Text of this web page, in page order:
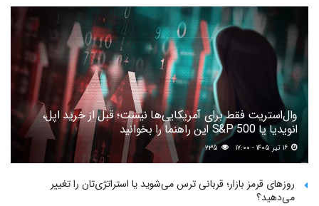
وال‌استریت فقط برای آمریکایی‌ها نیست؛ قبل از خرید اپل،
انویدیا یا S&P 500 این راهنما را بخوانید
۲۳۵
روزهای قرمز بازار؛ قربانی ترس می‌شوید یا استراتژی‌تان را تغییر
می‌دهید؟